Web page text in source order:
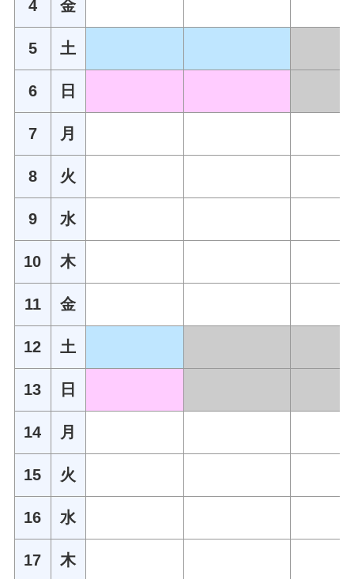
4 金
5 土
6 日
7 月
8 火
9 水
10 木
11 金
12 土
13 日
14 月
15 火
16 水
17 木